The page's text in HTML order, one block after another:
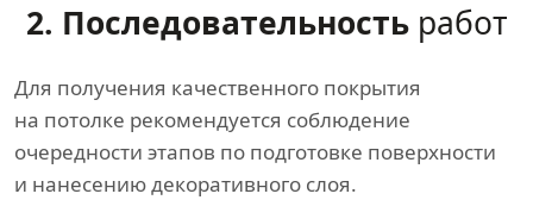
2. Последовательностьработ
Для получения качественного покрытия
на потолке рекомендуется соблюдение
очередности этапов по подготовке поверхности
и нанесению декоративного слоя.